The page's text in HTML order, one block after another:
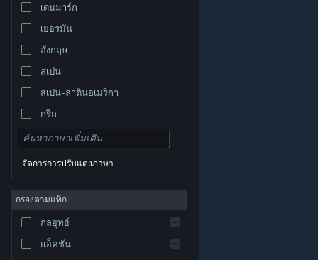
© Valve Corporation สงวนลิขสิทธิ์ เครื่องหมายการค้า
และประเทศอื่น
นโยบายความเป็นส่วนตัว
การช่วยการเข้าถึง|
Steam| การคืนเงิน
เดนมาร์ก
เยอรมัน
อังกฤษ
สเปน
สเปน-ลาตินอเมริกา
กรีก
จัดการการปรับแต่งภาษา
กรองตามแท็ก
กลยุทธ์
แอ็คชัน